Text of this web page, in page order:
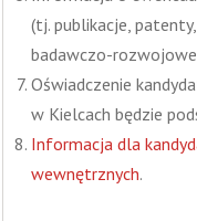
(tj. publikacje,
badawczo-
Oświadczenie
w Kielcach będzie
Informacja dla
wewnętrznych.